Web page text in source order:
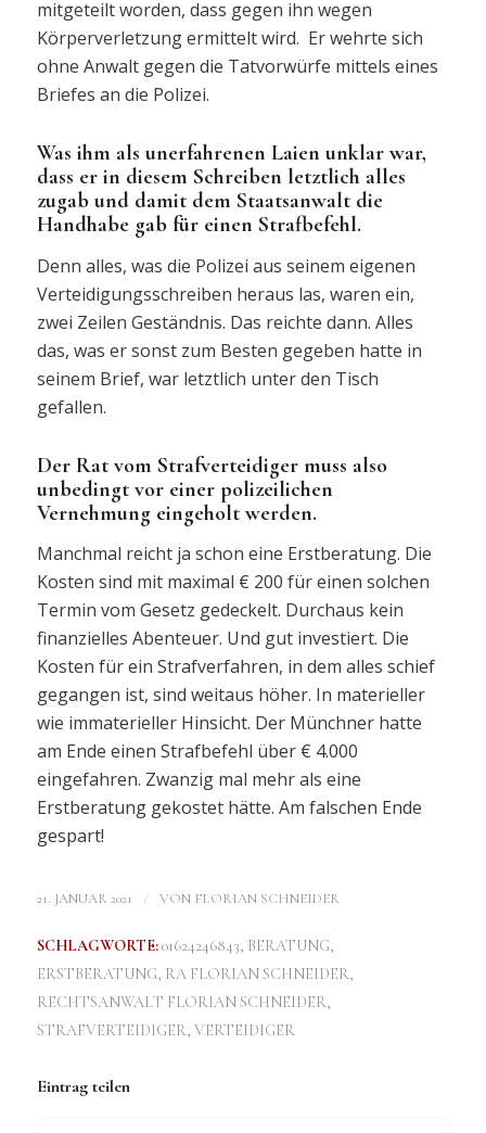
mitgeteilt worden, dass gegen ihn wegen
Körperverletzung ermittelt wird. Er wehrte sich
ohne Anwalt gegen die Tatvorwürfe mittels eines
Briefes an die Polizei.
Was ihm als unerfahrenen Laien unklar war,
dass er in diesem Schreiben letztlich alles
zugab und damit dem Staatsanwalt die
Handhabe gab für einen Strafbefehl.
Denn alles, was die Polizei aus seinem eigenen
Verteidigungsschreiben heraus las, waren ein,
zwei Zeilen Geständnis. Das reichte dann. Alles
das, was er sonst zum Besten gegeben hatte in
seinem Brief, war letztlich unter den Tisch
gefallen.
Der Rat vom Strafverteidiger muss also
unbedingt vor einer polizeilichen
Vernehmung eingeholt werden.
Manchmal reicht ja schon eine Erstberatung. Die
Kosten sind mit maximal € 200 für einen solchen
Termin vom Gesetz gedeckelt. Durchaus kein
finanzielles Abenteuer. Und gut investiert. Die
Kosten für ein Strafverfahren, in dem alles schief
gegangen ist, sind weitaus höher. In materieller
wie immaterieller Hinsicht. Der Münchner hatte
am Ende einen Strafbefehl über € 4.000
eingefahren. Zwanzig mal mehr als eine
Erstberatung gekostet hätte. Am falschen Ende
gespart!
21. JANUAR 2021 / VON FLORIAN SCHNEIDER
SCHLAGWORTE: 01624246843, BERATUNG,
ERSTBERATUNG, RA FLORIAN SCHNEIDER,
RECHTSANWALT FLORIAN SCHNEIDER,
STRAFVERTEIDIGER, VERTEIDIGER
Eintrag teilen